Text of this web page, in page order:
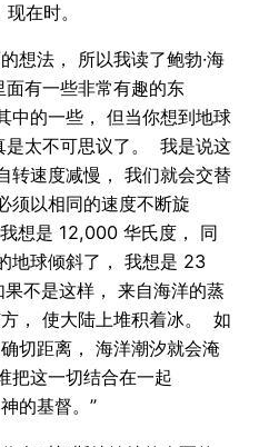
在时。
想法， 所以我读了鲍勃·海
有一些非常有趣的东
中的一些， 但当你想到地球
是太不可思议了。 我是说这
转速度减慢， 我们就会交替
须以相同的速度不断旋
想是 12,000 华氏度， 同
地球倾斜了， 我想是 23
不是这样， 来自海洋的蒸
， 使大陆上堆积着冰。 如
切距离， 海洋潮汐就会淹
把这一切结合在一起
的基督。”